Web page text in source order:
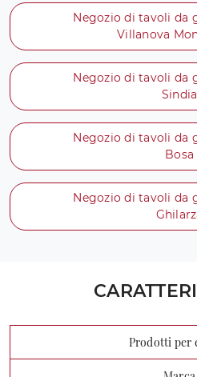
Negozio di tavoli da
Villanova
Negozio di tavoli da
Sindia
Negozio di tavoli da
Bosa
Negozio di tavoli da
Prodotti per